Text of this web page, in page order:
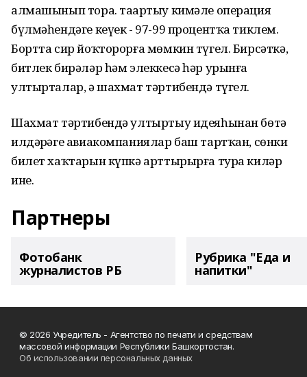
алмашынып тора. таҙартыу кимәле операция
бүлмәһендәге кеүек - 97-99 процентҡа тиклем.
Бортта сир йоҡторорға мөмкин түгел. Бирсәткә,
битлек бирәләр һәм элеккесә һәр урынға
ултырталар, ә шахмат тәртибендә түгел.
Шахмат тәртибендә ултыртыу идеяһынан бөтә
илдәрҙәге авиакомпаниялар баш тартҡан, сөнки
билет хаҡтарын күпкә арттырырға тура киләр
ине.
Партнеры
Фотобанк
журналистов РБ
Рубрика "Еда и
напитки"
© 2026 Учредитель - Агентство по печати и средствам
массовой информации Республики Башкортостан.
Об использовании персональных данных